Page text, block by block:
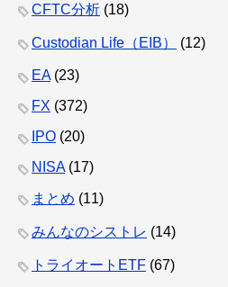
CFTC分析 (18)
Custodian Life（EIB） (12)
EA(23)
FX (372)
IPO (20)
NISA(17)
まとめ (11)
みんなのシストレ (14)
トライオートETF (67)